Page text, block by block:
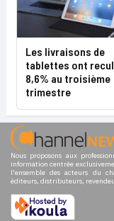
Les livraisons de
tablettes ont
8,6% au troisième
trimestre
Nous proposons aux
information centrée
l'ensemble des acteurs du
éditeurs, distributeurs,